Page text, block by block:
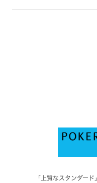
「上質なスタンダー